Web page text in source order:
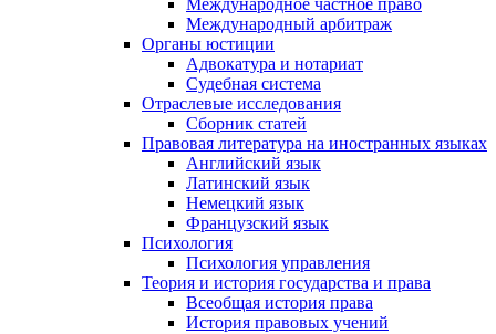
Международное частное право
Международный арбитраж
Органы юстиции
Адвокатура и нотариат
Судебная система
Отраслевые исследования
Сборник статей
Правовая литература на иностранных языках
Английский язык
Латинский язык
Немецкий язык
Французский язык
Психология
Психология управления
Теория и история государства и права
Всеобщая история права
История правовых учений